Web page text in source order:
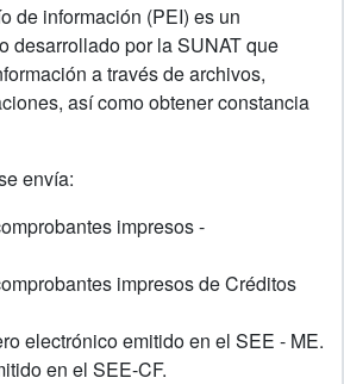
de información (PEI) es un
desarrollado por la SUNAT que
a través de archivos,
así como obtener constancia
envía:
impresos -
impresos de Créditos
electrónico emitido en el SEE - ME.
en el SEE-CF.